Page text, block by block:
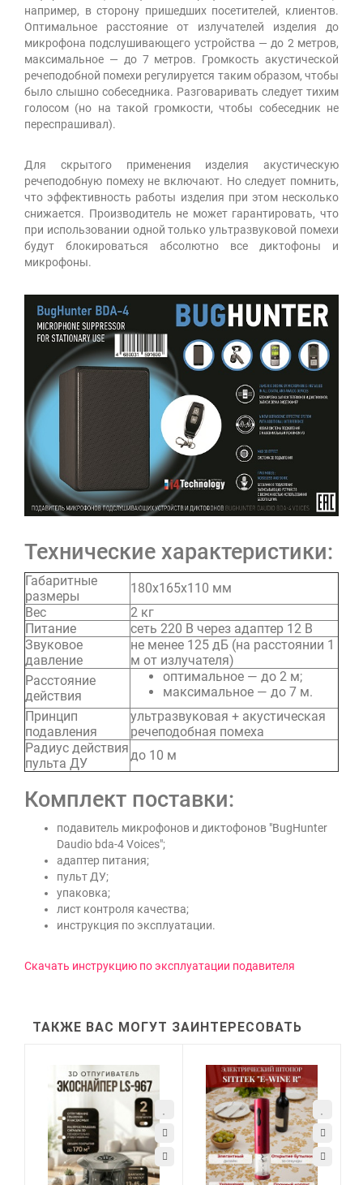
например, в сторону пришедших посетителей, клиентов.
Оптимальное расстояние от излучателей изделия до
микрофона подслушивающего устройства — до 2 метров,
максимальное — до 7 метров. Громкость акустической
речеподобной помехи регулируется таким образом, чтобы
было слышно собеседника. Разговаривать следует тихим
голосом (но на такой громкости, чтобы собеседник не
переспрашивал).
Для скрытого применения изделия акустическую
речеподобную помеху не включают. Но следует помнить,
что эффективность работы изделия при этом несколько
снижается. Производитель не может гарантировать, что
при использовании одной только ультразвуковой помехи
будут блокироваться абсолютно все диктофоны и
микрофоны.
Технические характеристики:
Габаритные
размеры
180х165х110 мм
Вес
2 кг
Питание
сеть 220 В через адаптер 12 В
Звуковое
давление
не менее 125 дБ (на расстоянии 1
м от излучателя)
Расстояние
действия
оптимальное — до 2 м;
максимальное — до 7 м.
Принцип
подавления
ультразвуковая + акустическая
речеподобная помеха
Радиус действия
пульта ДУ
до 10 м
Комплект поставки:
подавитель микрофонов и диктофонов "BugHunter
Daudio bda-4 Voices";
адаптер питания;
пульт ДУ;
упаковка;
лист контроля качества;
инструкция по эксплуатации.
Скачать инструкцию по эксплуатации подавителя
ТАКЖЕ ВАС МОГУТ ЗАИНТЕРЕСОВАТЬ